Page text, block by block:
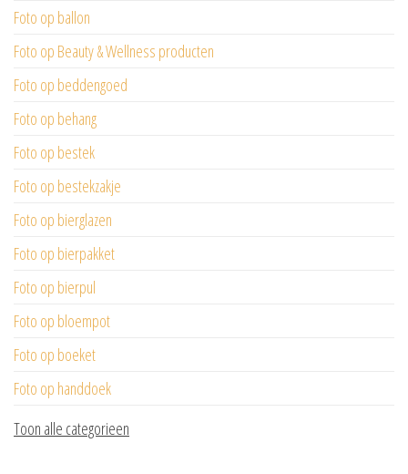
Foto op ballon
Foto op Beauty & Wellness producten
Foto op beddengoed
Foto op behang
Foto op bestek
Foto op bestekzakje
Foto op bierglazen
Foto op bierpakket
Foto op bierpul
Foto op bloempot
Foto op boeket
Foto op handdoek
Toon alle categorieen